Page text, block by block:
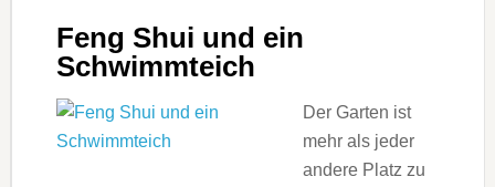
Feng Shui und ein
Schwimmteich
Der Garten ist
mehr als jeder
andere Platz zu